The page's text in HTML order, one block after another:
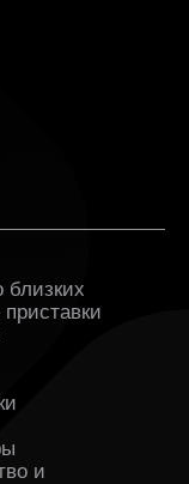
близких
и